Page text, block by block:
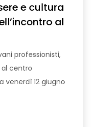
e cultura
al
professionisti,
al centro
venerdì 12 giugno